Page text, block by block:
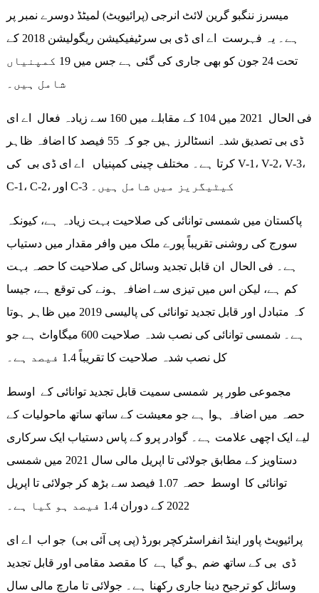
میسرز ننگبو گرین لائٹ انرجی (پرائیویٹ) لمیٹڈ دوسرے نمبر پر
ہے۔ یہ فہرست اے ای ڈی بی سرٹیفیکیشن ریگولیشن 2018 کے
تحت 24 جون کو بھی جاری کی گئی ہے جس میں 19 کمپنیاں
شامل ہیں۔
فی الحال 2021 میں 104 کے مقابلے میں 160 سے زیادہ فعال اے ای
ڈی بی تصدیق شدہ انسٹالرز ہیں جو کہ 55 فیصد کا اضافہ ظاہر
کرتا ہے۔ مختلف چینی کمپنیاں اے ای ڈی بی کی V-1، V-2، V-3،
C-1، C-2، اور C-3 کیٹیگریز میں شامل ہیں۔
پاکستان میں شمسی توانائی کی صلاحیت بہت زیادہ ہے، کیونکہ
سورج کی روشنی تقریباً پورے ملک میں وافر مقدار میں دستیاب
ہے۔ فی الحال ان قابل تجدید وسائل کی صلاحیت کا حصہ بہت
کم ہے، لیکن اس میں تیزی سے اضافہ ہونے کی توقع ہے، جیسا
کہ متبادل اور قابل تجدید توانائی کی پالیسی 2019 میں ظاہر ہوتا
ہے۔ شمسی توانائی کی نصب شدہ صلاحیت 600 میگاواٹ ہے جو
کل نصب شدہ صلاحیت کا تقریباً 1.4 فیصد ہے۔
مجموعی طور پر شمسی سمیت قابل تجدید توانائی کے اوسط
حصہ میں اضافہ ہوا ہے جو معیشت کے ساتھ ساتھ ماحولیات کے
لیے ایک اچھی علامت ہے۔ گوادر پرو کے پاس دستیاب ایک سرکاری
دستاویز کے مطابق جولائی تا اپریل مالی سال 2021 میں شمسی
توانائی کا اوسط حصہ 1.07 فیصد سے بڑھ کر جولائی تا اپریل
پرائیویٹ پاور اینڈ انفراسٹرکچر بورڈ (پی پی آئی بی) جو اب اے ای
ڈی بی کے ساتھ ضم ہو گیا ہے کا مقصد مقامی اور قابل تجدید
وسائل کو ترجیح دینا جاری رکھنا ہے۔ جولائی تا مارچ مالی سال